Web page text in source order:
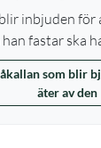
inbjuden för
fastar ska
som blir
äter av den